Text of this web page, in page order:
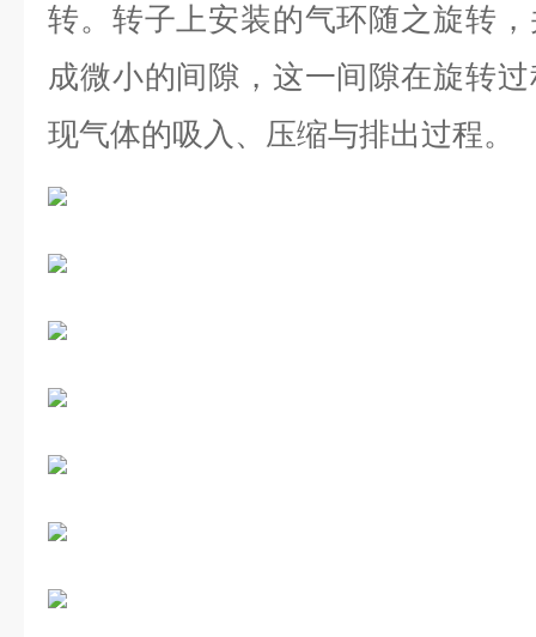
转。转子上安装的气环随之旋转
成微小的间隙，这一间隙在旋转
现气体的吸入、压缩与排出过程。